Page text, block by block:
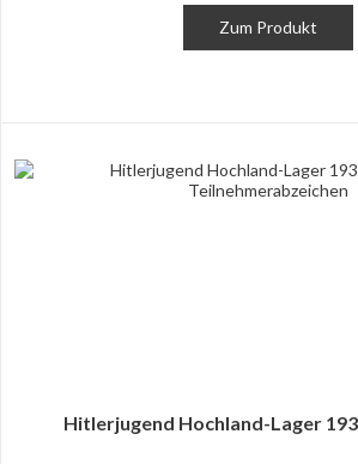
Zum Produkt
Hitlerjugend Hochland-Lager